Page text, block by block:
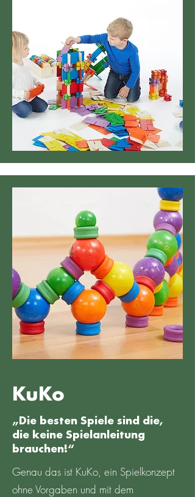
KuKo
„Die besten Spiele sind die,
die keine Spielanleitung
brauchen!“
Genau das ist KuKo, ein Spielkonzept
ohne Vorgaben und mit dem